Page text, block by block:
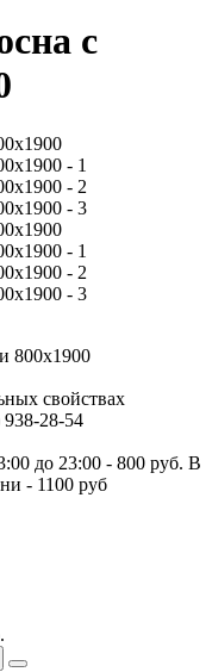
с
800х1900
свойствах
938-28-54
до 23:00 - 800 руб. В
- 1100 руб